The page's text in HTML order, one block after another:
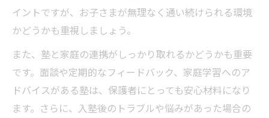
イントですが、お子さまが無理なく通い続けられる環境
かどうかも重視しましょう。
また、塾と家庭の連携がしっかり取れるかどうかも重要
です。面談や定期的なフィードバック、家庭学習へのア
ドバイスがある塾は、保護者にとっても安心材料になり
ます。さらに、入塾後のトラブルや悩みがあった場合の